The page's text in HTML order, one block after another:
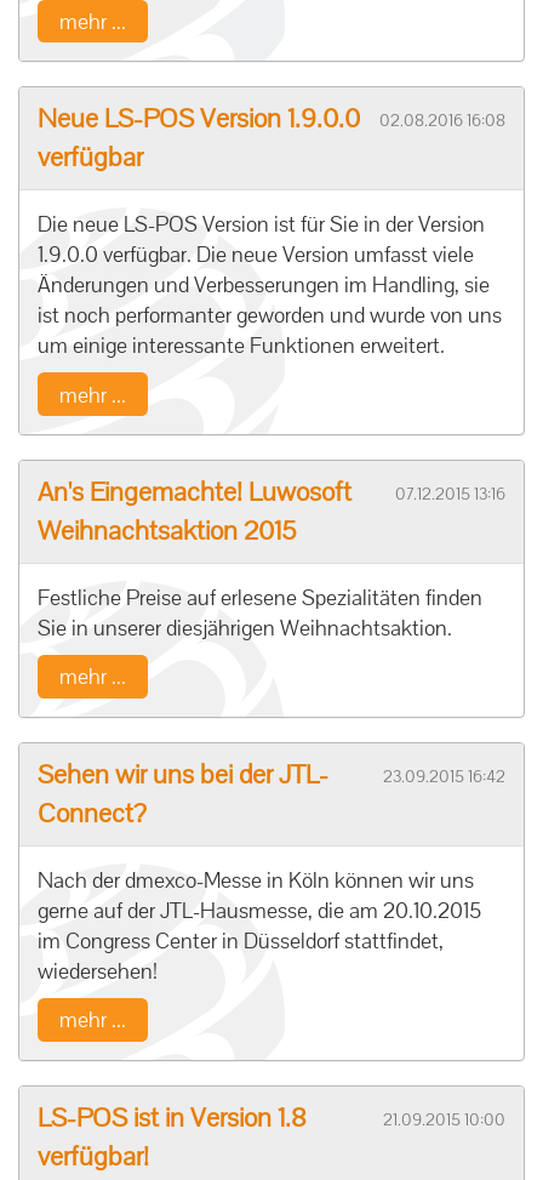
mehr ...
Neue LS-POS Version 1.9.0.0
verfügbar
02.08.2016 16:08
Die neue LS-POS Version ist für Sie in der Version
1.9.0.0 verfügbar. Die neue Version umfasst viele
Änderungen und Verbesserungen im Handling, sie
ist noch performanter geworden und wurde von uns
um einige interessante Funktionen erweitert.
mehr ...
An's Eingemachte! Luwosoft
Weihnachtsaktion 2015
07.12.2015 13:16
Festliche Preise auf erlesene Spezialitäten finden
Sie in unserer diesjährigen Weihnachtsaktion.
mehr ...
Sehen wir uns bei der JTL-
Connect?
23.09.2015 16:42
Nach der dmexco-Messe in Köln können wir uns
gerne auf der JTL-Hausmesse, die am 20.10.2015
im Congress Center in Düsseldorf stattfindet,
wiedersehen!
mehr ...
LS-POS ist in Version 1.8
verfügbar!
21.09.2015 10:00